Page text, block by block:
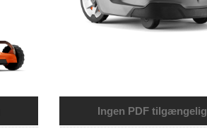
Ingen PDF tilgængelig